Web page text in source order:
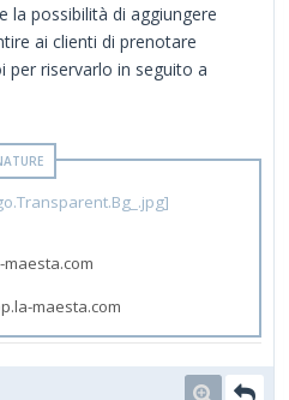
la possibilità di aggiungere
ai clienti di prenotare
per riservarlo in seguito a
maesta.com